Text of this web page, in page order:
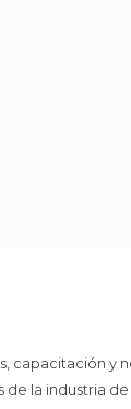
capacitación y
de la industria